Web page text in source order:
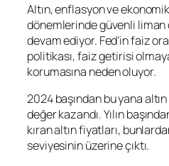
Altın, enflasyon ve
dönemlerinde güvenli liman
devam ediyor. Fed’in faiz
politikası, faiz getirisi
korumasına neden oluyor.
2024 başından bu yana
değer kazandı. Yılın
kıran altın fiyatları,
seviyesinin üzerine çıktı.